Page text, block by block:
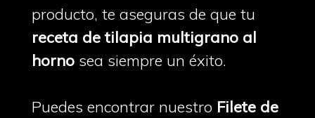
producto, te aseguras de que tu
receta de tilapia multigrano al
horno sea siempre un éxito.
Puedes encontrar nuestro Filete de